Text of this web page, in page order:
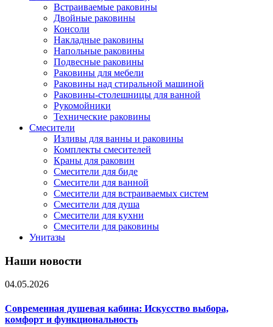
Встраиваемые раковины
Двойные раковины
Консоли
Накладные раковины
Напольные раковины
Подвесные раковины
Раковины для мебели
Раковины над стиральной машиной
Раковины-столешницы для ванной
Рукомойники
Технические раковины
Смесители
Изливы для ванны и раковины
Комплекты смесителей
Краны для раковин
Смесители для биде
Смесители для ванной
Смесители для встраиваемых систем
Смесители для душа
Смесители для кухни
Смесители для раковины
Унитазы
Наши новости
04.05.2026
Современная душевая кабина: Искусство выбора,
комфорт и функциональность